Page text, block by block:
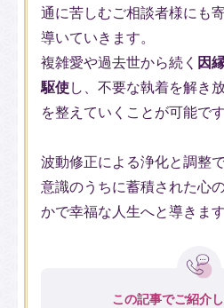
通に苦しむご相談者様にも
導いていきます。
複雑愛や過去世から続く 因
駆使し、不要な執着を解き
を整えていくことが可能です
波動修正による浄化と調整
意識のうちに蓄積された心
かで幸福な人生へと導きます
この記事でご紹介し